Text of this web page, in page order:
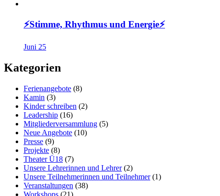
⚡️Stimme, Rhythmus und Energie⚡️
Juni 25
Kategorien
Ferienangebote (8)
Kamin (3)
Kinder schreiben (2)
Leadership (16)
Mitgliederversammlung (5)
Neue Angebote (10)
Presse (9)
Projekte (8)
Theater Ü18 (7)
Unsere Lehrerinnen und Lehrer(2)
Unsere Teilnehmerinnen und Teilnehmer(1)
Veranstaltungen (38)
Workshops (21)